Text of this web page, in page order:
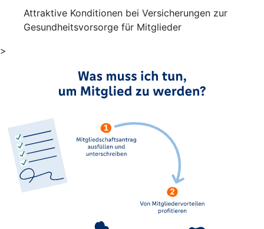
Attraktive Konditionen bei Versicherungen zur
Gesundheitsvorsorge für Mitglieder
>